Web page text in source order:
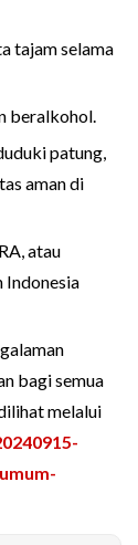
tajam selama
beralkohol.
patung,
aman di
atau
Indonesia
bagi semua
melalui